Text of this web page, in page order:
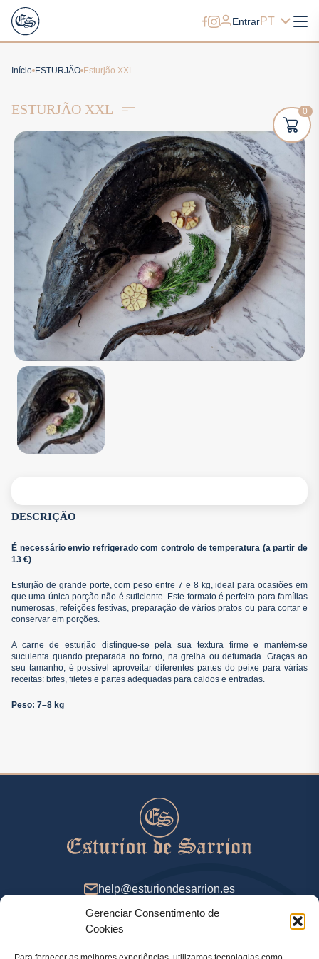
Gerenciar Consentimento de
Cookies
EntrarPT
Início ESTURJÃO Esturjão XXL
ESTURJÃO XXL
DESCRIÇÃO
É necessário envio refrigerado com controlo de temperatura (a partir de
13 €)
Esturjão de grande porte, com peso entre 7 e 8 kg, ideal para ocasiões em
que uma única porção não é suficiente. Este formato é perfeito para famílias
numerosas, refeições festivas, preparação de vários pratos ou para cortar e
conservar em porções.
A carne de esturjão distingue-se pela sua textura firme e mantém-se
suculenta quando preparada no forno, na grelha ou defumada. Graças ao
seu tamanho, é possível aproveitar diferentes partes do peixe para várias
receitas: bifes, filetes e partes adequadas para caldos e entradas.
Peso: 7–8 kg
help@esturiondesarrion.es
Das 9 às 18 (GMT+2) nos dias úteis
0